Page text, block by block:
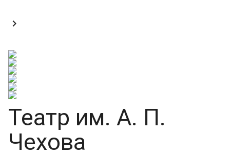

Театр им. А. П.
Чехова